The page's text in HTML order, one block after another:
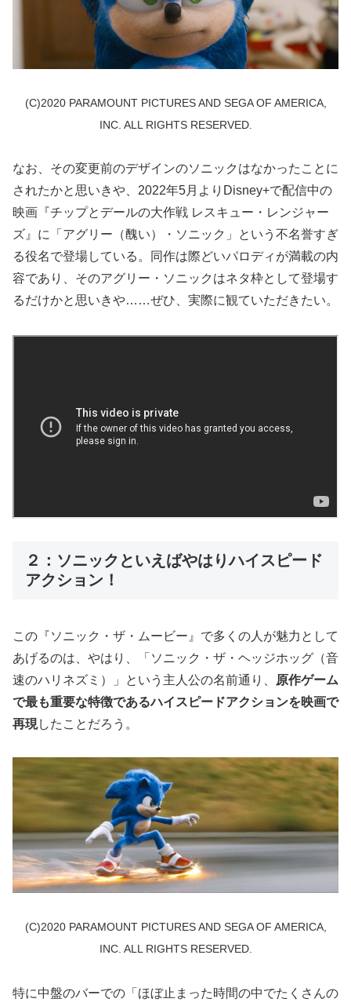
(C)2020 PARAMOUNT PICTURES AND SEGA OF AMERICA,
INC. ALL RIGHTS RESERVED.
なお、その変更前のデザインのソニックはなかったことに
されたかと思いきや、2022年5月よりDisney+で配信中の
映画『チップとデールの大作戦 レスキュー・レンジャー
ズ』に「アグリー（醜い）・ソニック」という不名誉すぎ
る役名で登場している。同作は際どいパロディが満載の内
容であり、そのアグリー・ソニックはネタ枠として登場す
るだけかと思いきや……ぜひ、実際に観ていただきたい。
２：ソニックといえばやはりハイスピード
アクション！
この『ソニック・ザ・ムービー』で多くの人が魅力として
あげるのは、やはり、「ソニック・ザ・ヘッジホッグ（音
速のハリネズミ）」という主人公の名前通り、
原作ゲーム
で最も重要な特徴であるハイスピードアクションを映画で
再現したことだろう。
(C)2020 PARAMOUNT PICTURES AND SEGA OF AMERICA,
INC. ALL RIGHTS RESERVED.
特に中盤のバーでの「ほぼ止まった時間の中でたくさんの